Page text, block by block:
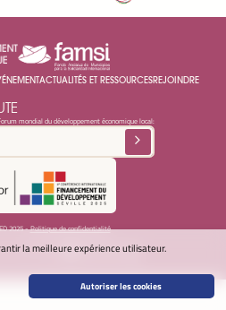
la meilleure expérience utilisateur.
Autoriser les cookies
ACTUALITÉS ET RESSOURCESREJOINDRE
mondial du développement économique local:
2025 -Politique de confidentialité